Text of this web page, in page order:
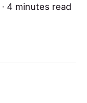
4 minutes read